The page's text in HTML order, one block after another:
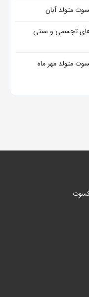
متولد آبان
تجسمی و سنتی
متولد مهر ماه